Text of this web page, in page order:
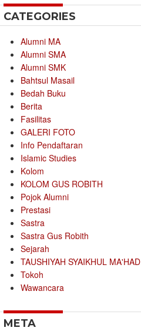
CATEGORIES
Alumni MA
Alumni SMA
Alumni SMK
Bahtsul Masail
Bedah Buku
Berita
Fasilitas
GALERI FOTO
Info Pendaftaran
Islamic Studies
Kolom
KOLOM GUS ROBITH
Pojok Alumni
Prestasi
Sastra
Sastra Gus Robith
Sejarah
TAUSHIYAH SYAIKHUL MA'HAD
Tokoh
Wawancara
META